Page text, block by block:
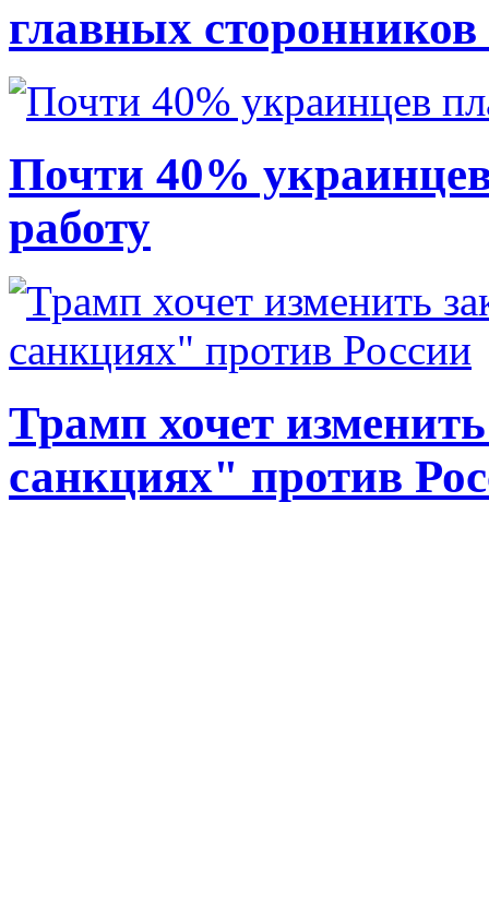
главных
Почти 40%
работу
Трамп хочет
санкциях" против